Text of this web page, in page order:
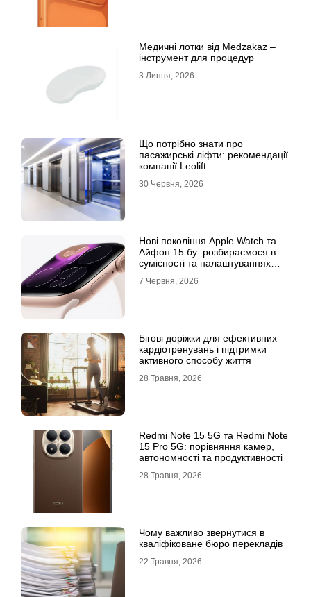
Медичні лотки від Medzakaz –
інструмент для процедур
3 Липня, 2026
Що потрібно знати про
пасажирські ліфти: рекомендації
компанії Leolift
30 Червня, 2026
Нові покоління Apple Watch та
Айфон 15 бу: розбираємося в
сумісності та налаштуваннях
7 Червня, 2026
Бігові доріжки для ефективних
кардіотренувань і підтримки
активного способу життя
28 Травня, 2026
Redmi Note 15 5G та Redmi Note
15 Pro 5G: порівняння камер,
автономності та продуктивності
28 Травня, 2026
Чому важливо звернутися в
кваліфіковане бюро перекладів
22 Травня, 2026